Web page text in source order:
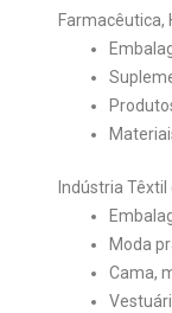
Farmacêutica,
Indústria
Moda
Cama,